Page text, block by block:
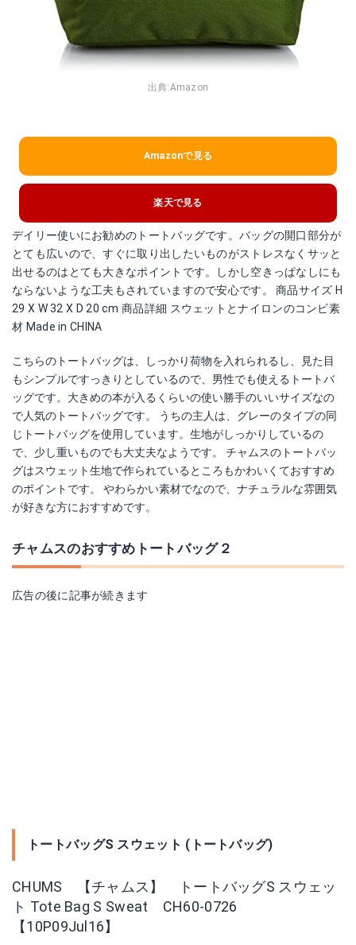
出典:Amazon
Amazonで見る
楽天で見る
デイリー使いにお勧めのトートバッグです。バッグの開口部分が
とても広いので、すぐに取り出したいものがストレスなくサッと
出せるのはとても大きなポイントです。しかし空きっぱなしにも
ならないような工夫もされていますので安心です。 商品サイズ H
29 X W 32 X D 20 cm 商品詳細 スウェットとナイロンのコンビ素
材 Made in CHINA
こちらのトートバッグは、しっかり荷物を入れられるし、見た目
もシンプルですっきりとしているので、男性でも使えるトートバ
ッグです。大きめの本が入るくらいの使い勝手のいいサイズなの
で人気のトートバッグです。 うちの主人は、グレーのタイプの同
じトートバッグを使用しています。生地がしっかりしているの
で、少し重いものでも大丈夫なようです。 チャムスのトートバッ
グはスウェット生地で作られているところもかわいくておすすめ
のポイントです。 やわらかい素材でなので、ナチュラルな雰囲気
が好きな方におすすめです。
チャムスのおすすめトートバッグ２
広告の後に記事が続きます
トートバッグS スウェット (トートバッグ)
CHUMS 【チャムス】 トートバッグS スウェッ
ト Tote Bag S Sweat CH60-0726
【10P09Jul16】